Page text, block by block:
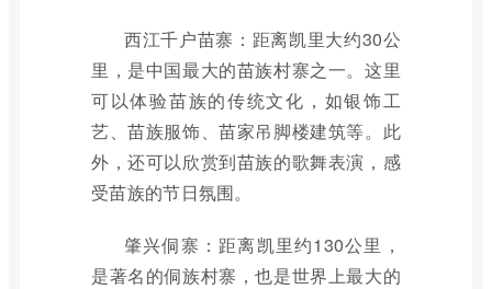
西江千户苗寨：距离凯里大约30公
里，是中国最大的苗族村寨之一。这里
可以体验苗族的传统文化，如银饰工
艺、苗族服饰、苗家吊脚楼建筑等。此
外，还可以欣赏到苗族的歌舞表演，感
受苗族的节日氛围。
肇兴侗寨：距离凯里约130公里，
是著名的侗族村寨，也是世界上最大的